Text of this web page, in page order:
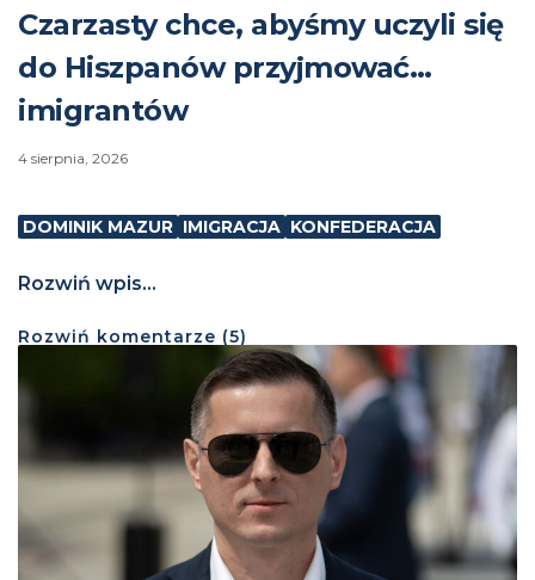
Czarzasty chce, abyśmy uczyli się
do Hiszpanów przyjmować…
imigrantów
4 sierpnia, 2026
DOMINIK MAZUR IMIGRACJA KONFEDERACJA
Rozwiń wpis...
Rozwiń komentarze (5)